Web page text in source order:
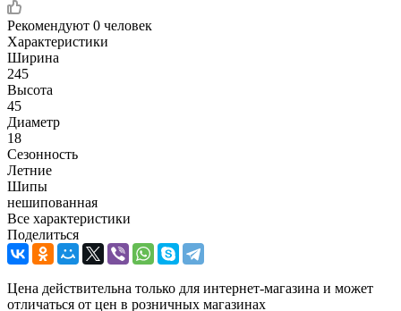
Рекомендуют 0 человек
Характеристики
Ширина
245
Высота
45
Диаметр
18
Сезонность
Летние
Шипы
нешипованная
Все характеристики
Поделиться
Цена действительна только для интернет-магазина и может
отличаться от цен в розничных магазинах